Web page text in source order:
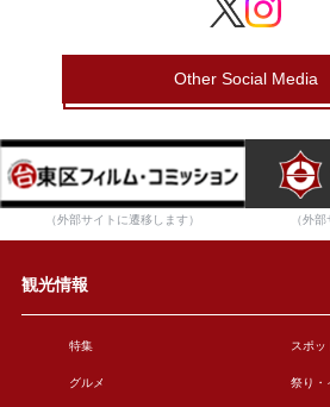
Other Social Media
（外部サイトに遷移します） （外
観光情報
特集 スポッ
グルメ 祭り・